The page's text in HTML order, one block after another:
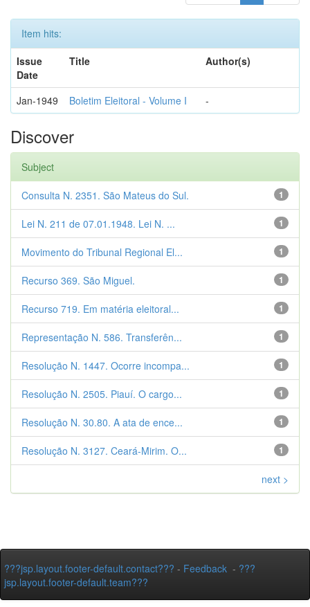
Item hits:
Issue
Date
Title Author(s)
Jan-1949 Boletim Eleitoral - Volume I -
Discover
Subject
1
Consulta N. 2351. São Mateus do Sul.
1
Lei N. 211 de 07.01.1948. Lei N. ...
1
Movimento do Tribunal Regional El...
1
Recurso 369. São Miguel.
1
Recurso 719. Em matéria eleitoral...
1
Representação N. 586. Transferên...
1
Resolução N. 1447. Ocorre incompa...
1
Resolução N. 2505. Piauí. O cargo...
1
Resolução N. 30.80. A ata de ence...
1
Resolução N. 3127. Ceará-Mirim. O...
next >
???jsp.layout.footer-default.contact??? - Feedback - ???
jsp.layout.footer-default.team???